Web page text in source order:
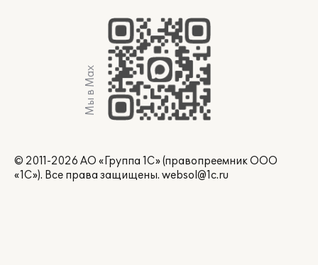
Мы в Max
© 2011-2026 АО «Группа 1С» (правопреемник ООО
«1С»). Все права защищены. websol@1c.ru